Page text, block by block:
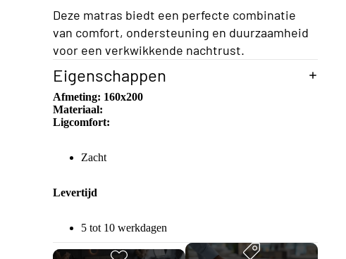
Deze matras biedt een perfecte combinatie
van comfort, ondersteuning en duurzaamheid
voor een verkwikkende nachtrust.
Eigenschappen
Afmeting: 160x200
Materiaal:
Ligcomfort:
Zacht
Levertijd
5 tot 10 werkdagen